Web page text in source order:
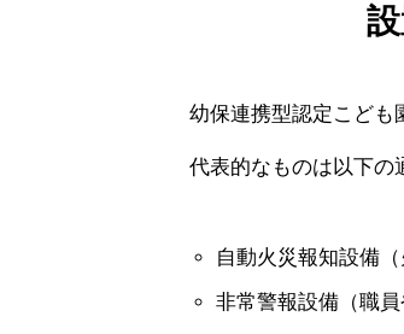
幼保連携型認定こども
代表的なものは以下の
自動火災報知設備
非常警報設備（職員